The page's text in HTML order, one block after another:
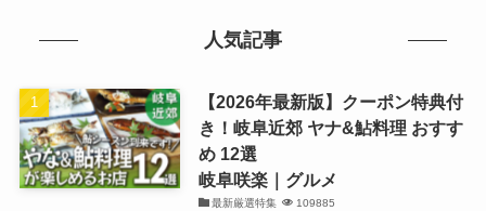
人気記事
【2026年最新版】クーポン特典付
き！岐阜近郊 ヤナ&鮎料理 おすす
め 12選
岐阜咲楽｜グルメ
最新厳選特集 109885